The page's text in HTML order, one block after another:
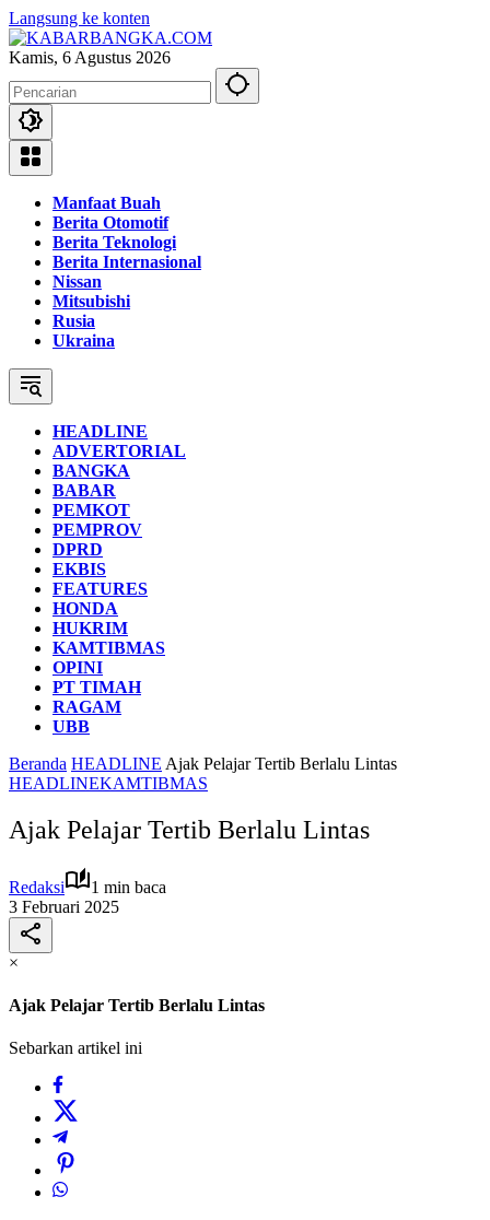
Langsung ke konten
Kamis, 6 Agustus 2026
Manfaat Buah
Berita Otomotif
Berita Teknologi
Berita Internasional
Nissan
Mitsubishi
Rusia
Ukraina
HEADLINE
ADVERTORIAL
BANGKA
BABAR
PEMKOT
PEMPROV
DPRD
EKBIS
FEATURES
HONDA
HUKRIM
KAMTIBMAS
OPINI
PT TIMAH
RAGAM
UBB
Beranda HEADLINE Ajak Pelajar Tertib Berlalu Lintas
HEADLINEKAMTIBMAS
Ajak Pelajar Tertib Berlalu Lintas
Redaksi
1 min baca
3 Februari 2025
×
Ajak Pelajar Tertib Berlalu Lintas
Sebarkan artikel ini